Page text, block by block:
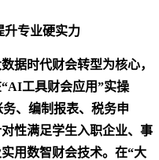
升专业硬实力
据时代财会转型为核心，
“AI工具财会应用”实操
、编制报表、税务申
性满足学生入职企业、事
用数智财会技术。在“大